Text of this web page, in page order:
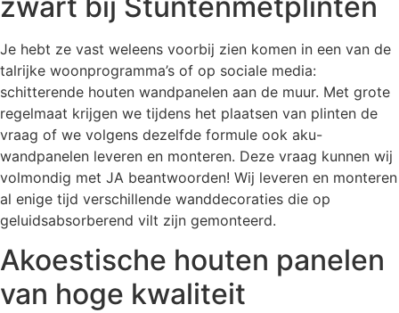
Je hebt ze vast weleens voorbij zien komen in een van de
talrijke woonprogramma’s of op sociale media:
schitterende houten wandpanelen aan de muur. Met grote
regelmaat krijgen we tijdens het plaatsen van plinten de
vraag of we volgens dezelfde formule ook aku-
wandpanelen leveren en monteren. Deze vraag kunnen wij
volmondig met JA beantwoorden! Wij leveren en monteren
al enige tijd verschillende wanddecoraties die op
geluidsabsorberend vilt zijn gemonteerd.
Akoestische houten panelen
van hoge kwaliteit